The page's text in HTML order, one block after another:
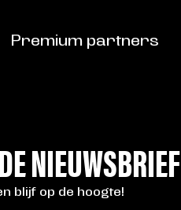
Premium partners
NIEUWSBRIEF
blijf op de hoogte!